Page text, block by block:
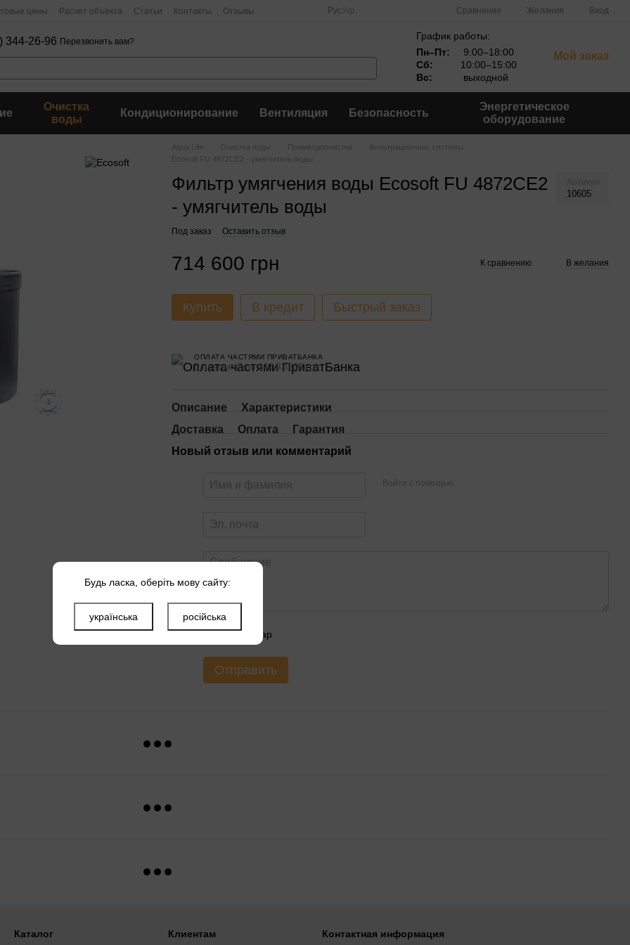
цены Расчет объекта Статьи Контакты Отзывы Рус Сравнение Желания Вход
344-26-96 Перезвонить вам?
График работы:
Пн–Пт:
9:00–18:00
Сб:
10:00–15:00
Вс:
выходной
Мой заказ
Очистка
воды
Кондиционирование Вентиляция Безопасность
Энергетическое
оборудование
Aqua Life Очистка воды Промводоочистка
Фильтрационные системы
Ecosoft FU 4872CE2 - умягчитель воды
Фильтр умягчения воды Ecosoft FU 4872CE2
- умягчитель воды
10605
Под заказ Оставить отзыв
714 600 грн К сравнению В желания
Купить В кредит Быстрый заказ
ОПЛАТА ЧАСТЯМИ ПРИВАТБАНКА
5 платежей по 142 920.00 грн
Описание
Характеристики
Доставка
Оплата
Гарантия
Новый отзыв или комментарий
Войти с помощью
Оцените товар
Отправить
Каталог Клиентам Контактная информация
Будь ласка, оберіть мову сайту:
українська російська